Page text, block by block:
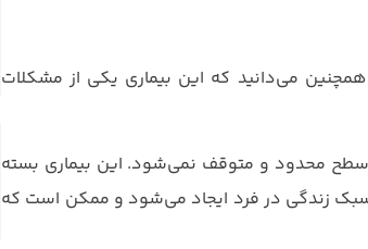
می‌دانید که این بیماری یکی از مشکلات
سطح محدود و متوقف نمی‌شود. این بیماری بسته
سبک زندگی در فرد ایجاد می‌شود و ممکن است که